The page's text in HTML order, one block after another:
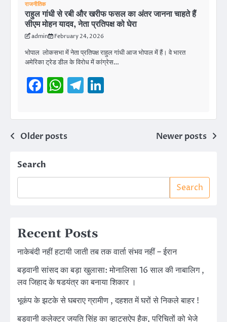
राजनीतिक
राहुल गांधी से रबी और खरीफ फसल का अंतर जानना चाहते हैं
सीएम मोहन यादव, नेता प्रतिपक्ष को घेरा
admin February 24, 2026
भोपाल लोकसभा में नेता प्रतिपक्ष राहुल गांधी आज भोपाल में हैं। वे भारत
अमेरिका ट्रेड डील के विरोध में कांग्रेस…
Facebook
WhatsApp
Telegram
Posts
navigation
Older posts Newer posts
Search
Search
Recent Posts
नाकेबंदी नहीं हटायी जाती तब तक वार्ता संभव नहीं – ईरान
बड़वानी सांसद का बड़ा खुलासा: मोनालिसा 16 साल की नाबालिग ,
लव जिहाद के षडयंत्र का बनाया शिकार ।
भूकंप के झटके से घबराए ग्रामीण , दहशत में घरों से निकले बाहर !
बड़वानी कलेक्टर जयति सिंह का व्हाट्सऐप हैक, परिचितों को भेजे